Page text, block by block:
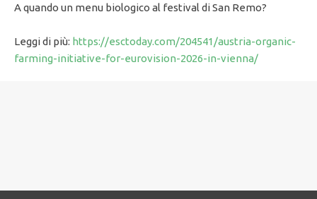
A quando un menu biologico al festival di San Remo?
Leggi di più: https://esctoday.com/204541/austria-organic-
farming-initiative-for-eurovision-2026-in-vienna/